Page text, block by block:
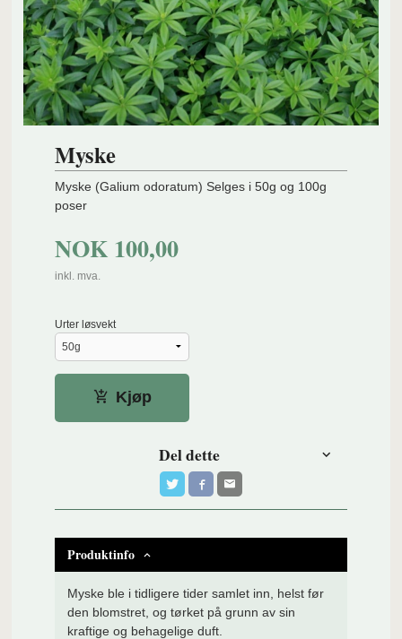
Myske
Myske (Galium odoratum) Selges i 50g og 100g
poser
NOK 100,00
inkl. mva.
Urter løsvekt
Kjøp
Del dette
Produktinfo
Myske ble i tidligere tider samlet inn, helst før
den blomstret, og tørket på grunn av sin
kraftige og behagelige duft.